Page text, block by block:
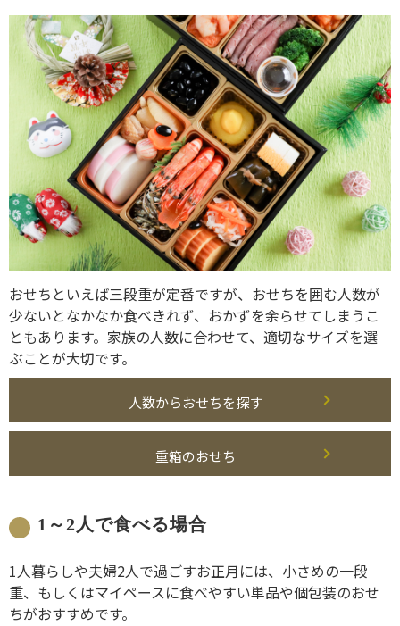
おせちといえば三段重が定番ですが、おせちを囲む人数が
少ないとなかなか食べきれず、おかずを余らせてしまうこ
ともあります。家族の人数に合わせて、適切なサイズを選
ぶことが大切です。
人数からおせちを探す
重箱のおせち
1～2人で食べる場合
1人暮らしや夫婦2人で過ごすお正月には、小さめの一段
重、もしくはマイペースに食べやすい単品や個包装のおせ
ちがおすすめです。